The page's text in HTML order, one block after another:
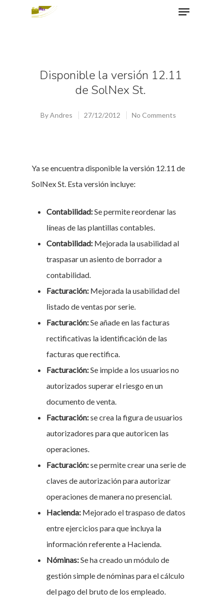
Disponible la versión 12.11
de SolNex St.
ByAndres 27/12/2012 No Comments
Ya se encuentra disponible la versión 12.11 de
SolNex St. Esta versión incluye:
Contabilidad:Se permite reordenar las
líneas de las plantillas contables.
Contabilidad: Mejorada la usabilidad al
traspasar un asiento de borrador a
contabilidad.
Facturación: Mejorada la usabilidad del
listado de ventas por serie.
Facturación:Se añade en las facturas
rectificativas la identificación de las
facturas que rectifica.
Facturación:Se impide a los usuarios no
autorizados superar el riesgo en un
documento de venta.
Facturación:se crea la figura de usuarios
autorizadores para que autoricen las
operaciones.
Facturación:se permite crear una serie de
claves de autorización para autorizar
operaciones de manera no presencial.
Hacienda: Mejorado el traspaso de datos
entre ejercicios para que incluya la
información referente a Hacienda.
Nóminas:Se ha creado un módulo de
gestión simple de nóminas para el cálculo
del pago del bruto de los empleado.